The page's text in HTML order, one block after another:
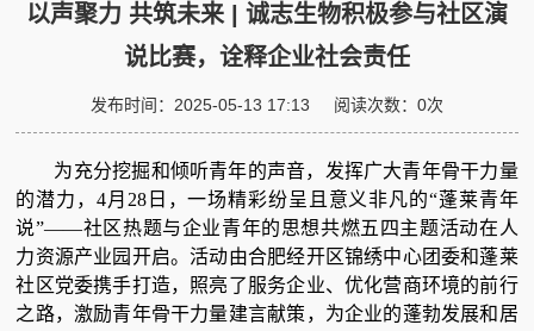
以声聚力 共筑未来 | 诚志生物积极参与社区演
说比赛，诠释企业社会责任
发布时间： 2025-05-13 17:13 阅读次数： 0次
为充分挖掘和倾听青年的声音，发挥广大青年骨干力量
的潜力，4月28日，一场精彩纷呈且意义非凡的“蓬莱青年
说”——社区热题与企业青年的思想共燃五四主题活动在人
力资源产业园开启。活动由合肥经开区锦绣中心团委和蓬莱
社区党委携手打造，照亮了服务企业、优化营商环境的前行
之路，激励青年骨干力量建言献策，为企业的蓬勃发展和居